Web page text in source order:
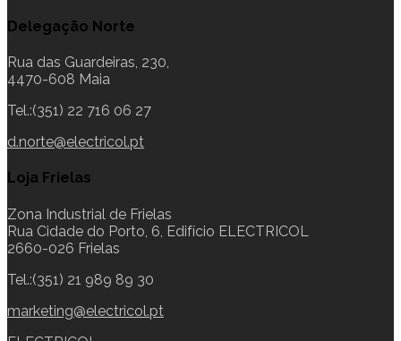
Delegação Norte
Rua das Guardeiras, 230,
4470-608 Maia
Tel.:(351) 22 716 06 27
d.norte@electricol.pt
Loja Frielas
Zona Industrial de Frielas
Rua Cidade do Porto, 6, Edifício ELECTRICOL
2660-026 Frielas
Tel.:(351) 21 989 89 30
marketing@electricol.pt